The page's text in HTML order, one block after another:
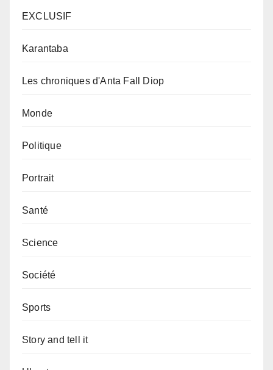
EXCLUSIF
Karantaba
Les chroniques d'Anta Fall Diop
Monde
Politique
Portrait
Santé
Science
Société
Sports
Story and tell it